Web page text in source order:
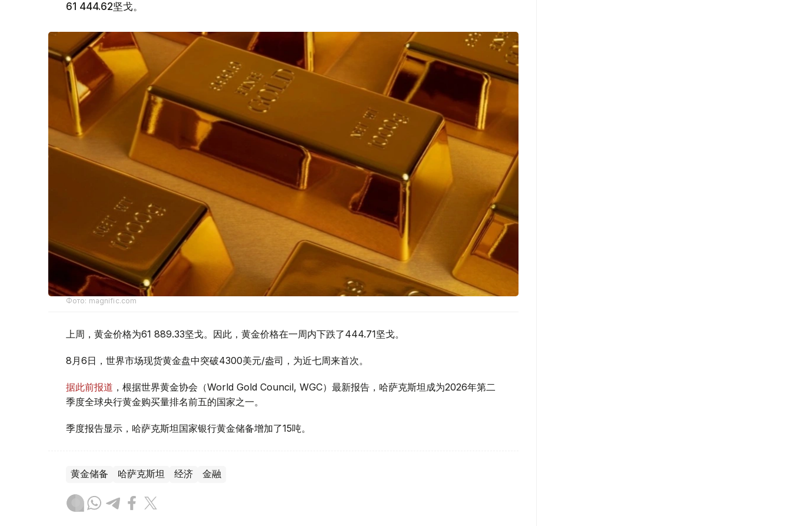
61 444.62坚戈。
Фото: magnific.com
上周，黄金价格为61 889.33坚戈。因此，黄金价格在一周内下跌了444.71坚戈。
8月6日，世界市场现货黄金盘中突破4300美元/盎司，为近七周来首次。
据此前报道 ，根据世界黄金协会（World Gold Council, WGC）最新报告，哈萨克斯坦成为2026年第二
季度全球央行黄金购买量排名前五的国家之一。
季度报告显示，哈萨克斯坦国家银行黄金储备增加了15吨。
黄金储备 哈萨克斯坦 经济 金融